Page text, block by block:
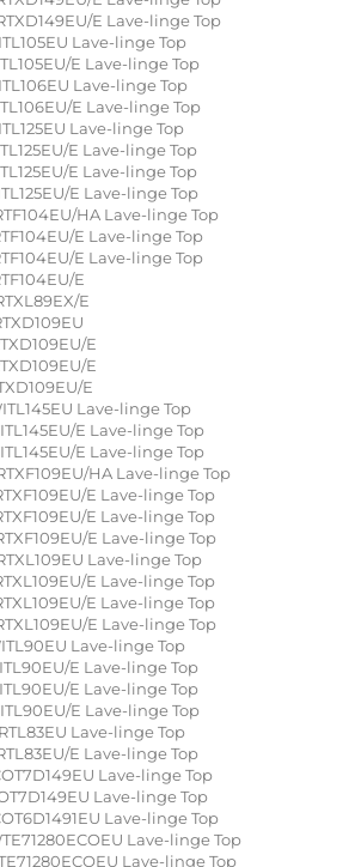
E Lave-linge Top
Lave-linge Top
E Lave-linge Top
Lave-linge Top
E Lave-linge Top
Lave-linge Top
E Lave-linge Top
E Lave-linge Top
E Lave-linge Top
HA Lave-linge Top
E Lave-linge Top
E Lave-linge Top
E
E
E
E
E
Lave-linge Top
E Lave-linge Top
E Lave-linge Top
HA Lave-linge Top
E Lave-linge Top
E Lave-linge Top
E Lave-linge Top
Lave-linge Top
E Lave-linge Top
E Lave-linge Top
E Lave-linge Top
Lave-linge Top
E Lave-linge Top
E Lave-linge Top
E Lave-linge Top
Lave-linge Top
E Lave-linge Top
Lave-linge Top
Lave-linge Top
Lave-linge Top
Lave-linge Top
Lave-linge Top